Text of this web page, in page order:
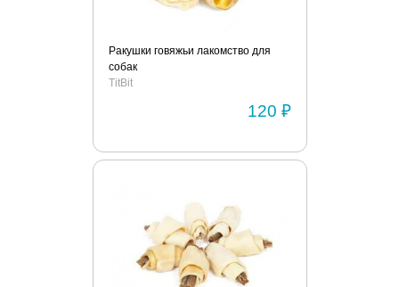
Ракушки говяжьи лакомство для
собак
TitBit
120 ₽